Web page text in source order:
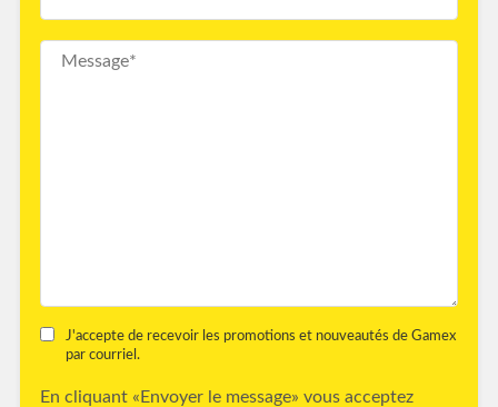
J'accepte de recevoir les promotions et nouveautés de Gamex
par courriel.
En cliquant «Envoyer le message» vous acceptez